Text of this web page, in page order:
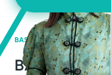
BASEの強み
BASEが強い